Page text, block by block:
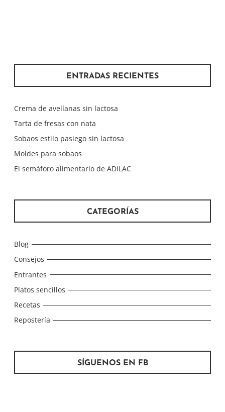
ENTRADAS RECIENTES
Crema de avellanas sin lactosa
Tarta de fresas con nata
Sobaos estilo pasiego sin lactosa
Moldes para sobaos
El semáforo alimentario de ADILAC
CATEGORÍAS
Blog
Consejos
Entrantes
Platos sencillos
Recetas
Repostería
SÍGUENOS EN FB